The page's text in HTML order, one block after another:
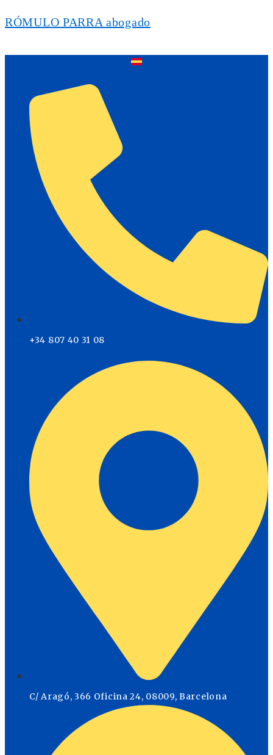
RÓMULO PARRA abogado
+34 807 40 31 08
C/ Aragó, 366 Oficina 24, 08009, Barcelona